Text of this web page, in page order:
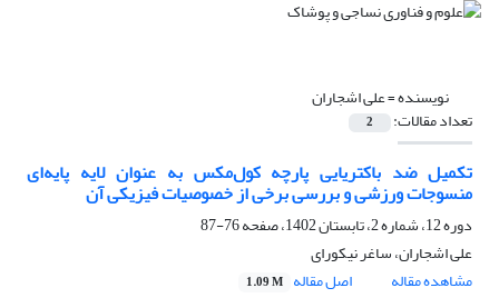
نویسنده =علی اشجاران
تعداد مقالات: 2
تکمیل ضد باکتریایی پارچه کول‌مکس به عنوان لایه پایه‌ای
منسوجات ورزشی و بررسی برخی از خصوصیات فیزیکی آن
دوره 12، شماره 2، تابستان 1402، صفحه
76-87
علی اشجاران، ساغر نیکورای
مشاهده مقاله
اصل مقاله 1.09 M